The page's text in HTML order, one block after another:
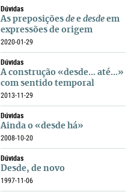
Dúvidas
As preposições de e desde em
expressões de origem
2020-01-29
Dúvidas
A construção «desde... até...»
com sentido temporal
2013-11-29
Dúvidas
Ainda o «desde há»
2008-10-20
Dúvidas
Desde, de novo
1997-11-06